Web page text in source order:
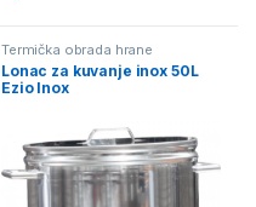
Termička obrada hrane
Lonac za kuvanje inox 50L
Ezio Inox